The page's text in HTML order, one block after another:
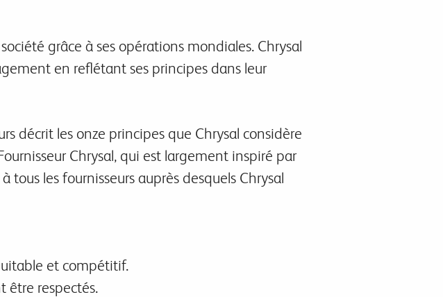
grâce à ses opérations mondiales. Chrysal
en reflétant ses principes dans leur
décrit les onze principes que Chrysal considère
Chrysal, qui est largement inspiré par
les fournisseurs auprès desquels Chrysal
et compétitif.
être respectés.